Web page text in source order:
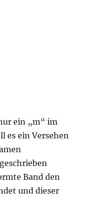
ein „m“ im
es ein Versehen
Band den
und dieser